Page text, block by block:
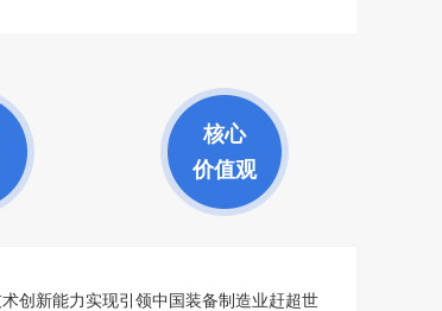
核心
价值观
创新能力实现引领中国装备制造业赶超世